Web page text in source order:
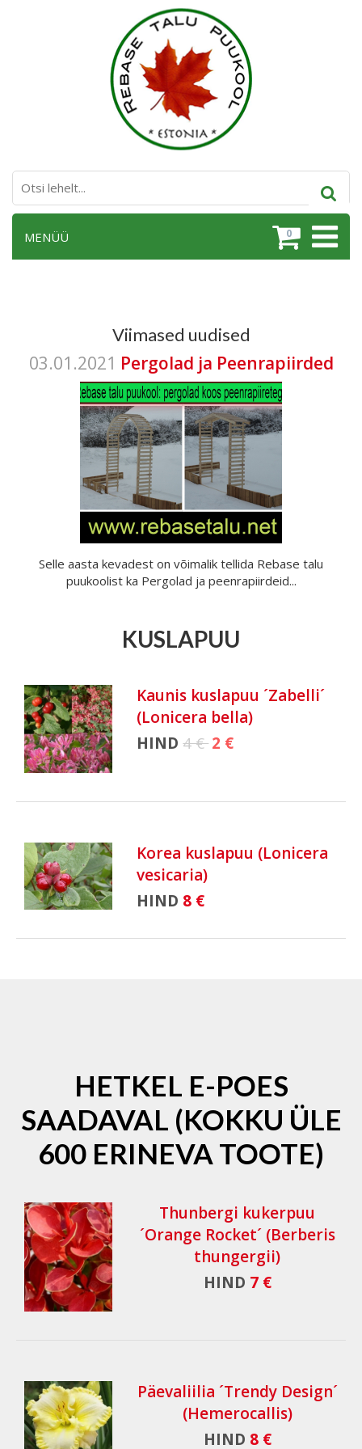
0
MENÜÜ
Viimased uudised
03.01.2021 Pergolad ja Peenrapiirded
Selle aasta kevadest on võimalik tellida Rebase talu
puukoolist ka Pergolad ja peenrapiirdeid...
KUSLAPUU
Kaunis kuslapuu ´Zabelli´
(Lonicera bella)
HIND 4 €2 €
Korea kuslapuu (Lonicera
vesicaria)
HIND 8 €
HETKEL E-POES
SAADAVAL (KOKKU ÜLE
600 ERINEVA TOOTE)
Thunbergi kukerpuu
´Orange Rocket´ (Berberis
thungergii)
HIND 7 €
Päevaliilia ´Trendy Design´
(Hemerocallis)
HIND 8 €